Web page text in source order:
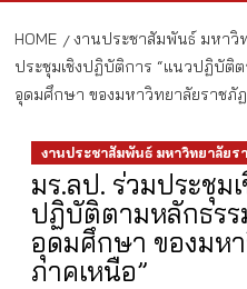
HOME งานประชาสัมพันธ์ มหาวิ
ประชุมเชิงปฏิบัติการ “แนวปฏิบัติ
อุดมศึกษา ของมหาวิทยาลัยราชภั
งานประชาสัมพันธ์ มหาวิทยาลัยร
มร.ลป. ร่วมประชุม
ปฏิบัติตามหลักธร
อุดมศึกษา ของมห
ภาคเหนือ”